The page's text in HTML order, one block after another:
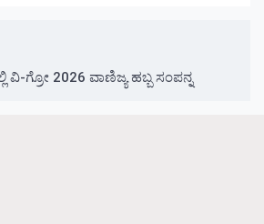
ವಿ-ಗ್ರೋ 2026 ವಾಣಿಜ್ಯ ಹಬ್ಬ ಸಂಪನ್ನ